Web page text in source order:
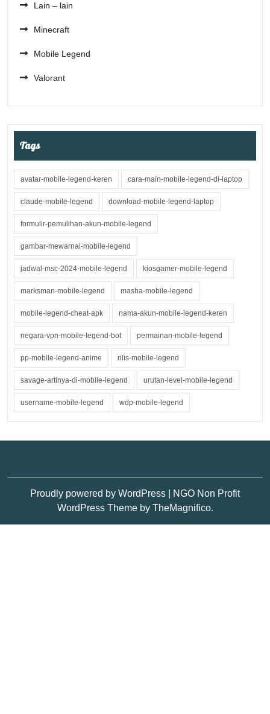
Lain – lain
Minecraft
Mobile Legend
Valorant
Tags
avatar-mobile-legend-keren cara-main-mobile-legend-di-laptop
claude-mobile-legend download-mobile-legend-laptop
formulir-pemulihan-akun-mobile-legend
gambar-mewarnai-mobile-legend
jadwal-msc-2024-mobile-legend kiosgamer-mobile-legend
marksman-mobile-legend masha-mobile-legend
mobile-legend-cheat-apk nama-akun-mobile-legend-keren
negara-vpn-mobile-legend-bot permainan-mobile-legend
pp-mobile-legend-anime rilis-mobile-legend
savage-artinya-di-mobile-legend urutan-level-mobile-legend
username-mobile-legend wdp-mobile-legend
Proudly powered by WordPress
NGO Non Profit
WordPress Theme by TheMagnifico.